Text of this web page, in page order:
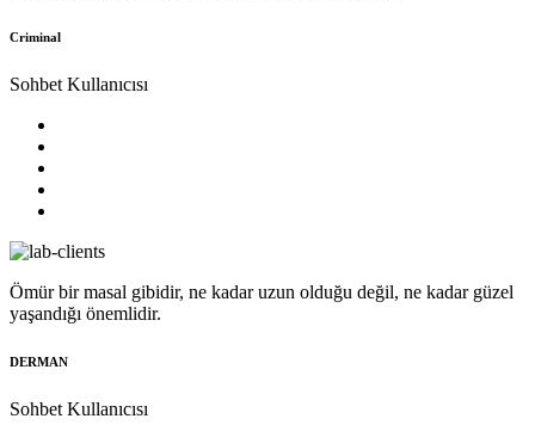
Criminal
Sohbet Kullanıcısı
Ömür bir masal gibidir, ne kadar uzun olduğu değil, ne kadar güzel
yaşandığı önemlidir.
DERMAN
Sohbet Kullanıcısı